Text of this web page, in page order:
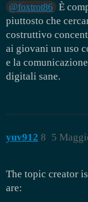
@foxtrot86 È
piuttosto che
costruttivo
ai giovani un uso
e la
digitali sane.
yuv912 5
8
The topic creator is
are: